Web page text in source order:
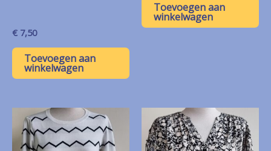
€ 7,50
Toevoegen aan
winkelwagen
Toevoegen aan
winkelwagen